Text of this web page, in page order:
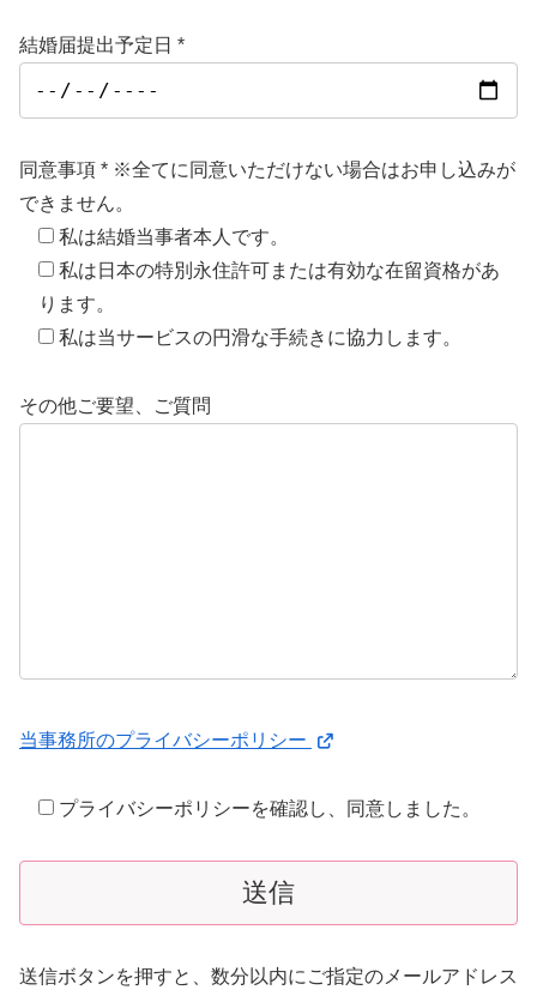
結婚届提出予定日 *
同意事項 * ※全てに同意いただけない場合はお申し込みが
できません。
私は結婚当事者本人です。
私は日本の特別永住許可または有効な在留資格があ
ります。
私は当サービスの円滑な手続きに協力します。
その他ご要望、ご質問
当事務所のプライバシーポリシー
プライバシーポリシーを確認し、同意しました。
送信ボタンを押すと、数分以内にご指定のメールアドレス